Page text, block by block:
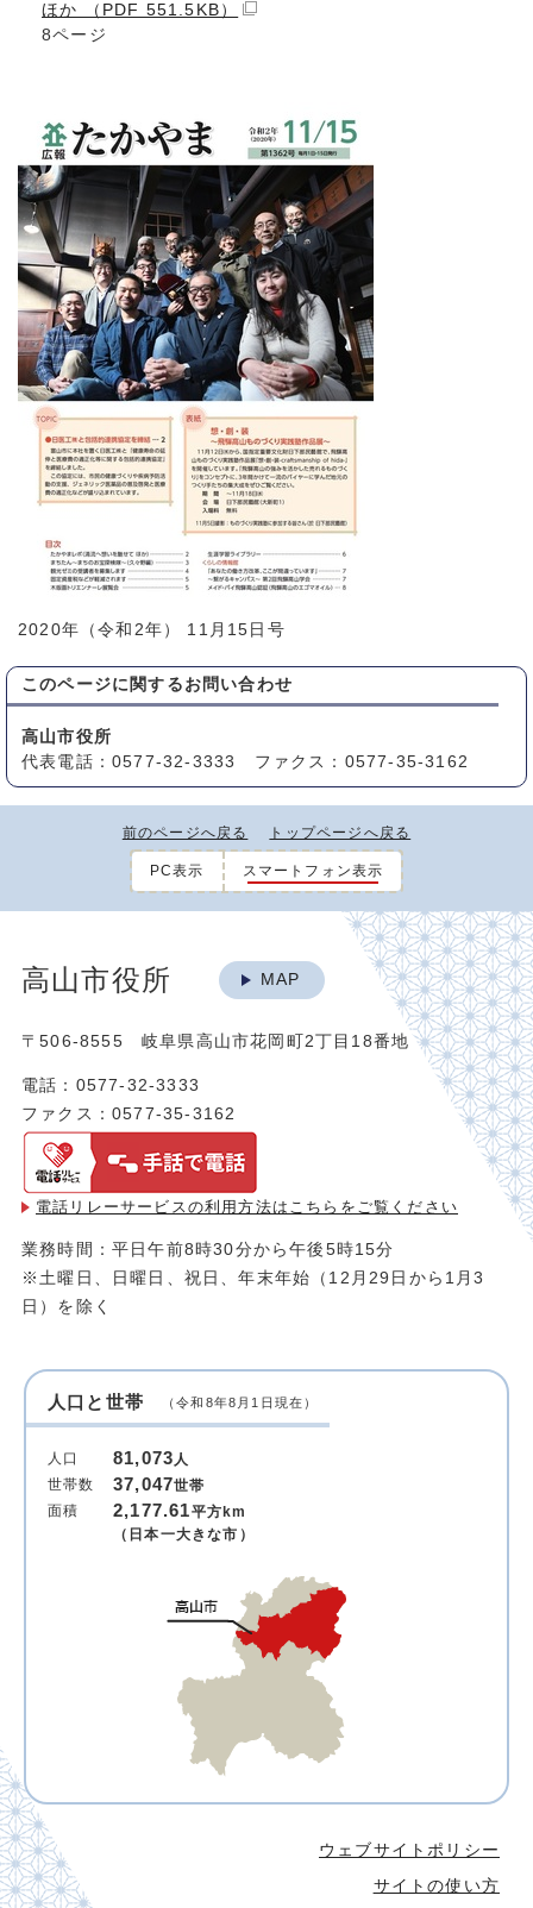
ほか （PDF 551.5KB）
8ページ
2020年（令和2年） 11月15日号
このページに関する お問い合わせ
高山市役所
代表電話：0577-32-3333 ファクス：0577-35-3162
前のページへ戻る トップページへ戻る
PC表示 スマートフォン表示
高山市役所 MAP
〒506-8555 岐阜県高山市花岡町2丁目18番地
電話：0577-32-3333
ファクス：0577-35-3162
電話リレーサービスの利用方法は こちらをご覧ください
業務時間：平日午前8時30分から午後5時15分
※土曜日、日曜日、祝日、年末年始（12月29日から1月3
日）を除く
人口と世帯 （令和8年8月1日現在）
人口 81,073人
世帯数
37,047世帯
面積
2,177.61平方km
（日本一大きな市）
ウェブサイトポリシー
サイトの使い方